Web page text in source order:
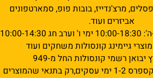
מרצ'נדייז, בובות פופ, סמארטפונים
אביזרים ועוד.
גיימינג קונסולות משחקים ועוד
יבואן רשמי קונסולות החל מ-949
משלוחים מהירים אקספרס 1-2 ימי עסקים,רק בתנאי שהמוצרים